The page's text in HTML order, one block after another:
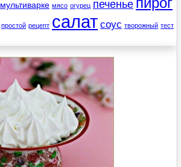
мультиварке мясо огурец печенье
простой рецепт салат соус творожный тест